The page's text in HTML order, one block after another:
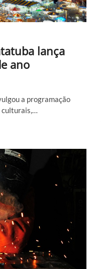
lança
ano
a programação
culturais,…